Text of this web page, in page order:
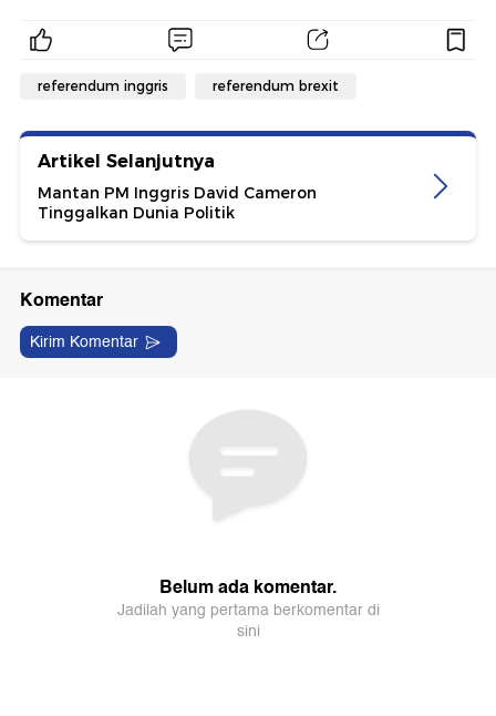
referendum inggris referendum brexit
Artikel Selanjutnya
Mantan PM Inggris David Cameron
Tinggalkan Dunia Politik